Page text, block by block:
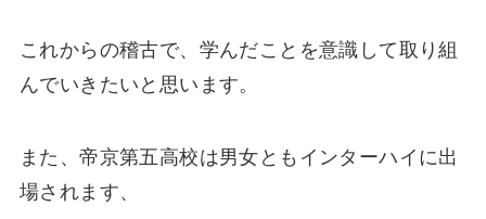
これからの稽古で、学んだことを意識して取り組
んでいきたいと思います。
また、帝京第五高校は男女ともインターハイに出
場されます、